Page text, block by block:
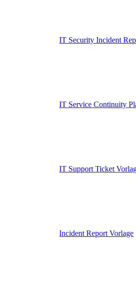
IT Security Incident
IT Service Continuity
IT Support Ticket
Incident Report Vorlage